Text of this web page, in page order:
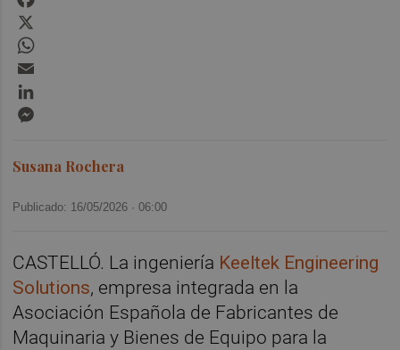
Susana Rochera
Publicado: 16/05/2026 ·06:00
CASTELLÓ. La ingeniería Keeltek Engineering
Solutions, empresa integrada en la
Asociación Española de Fabricantes de
Maquinaria y Bienes de Equipo para la